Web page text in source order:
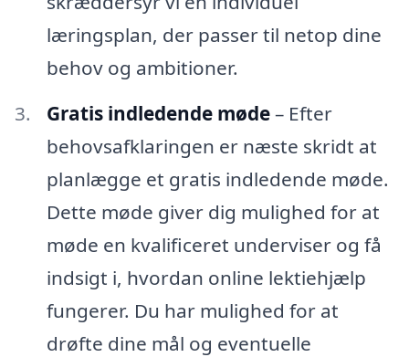
læringsplan, der passer til netop dine
behov og ambitioner.
Gratis indledende møde– Efter
behovsafklaringen er næste skridt at
planlægge et gratis indledende møde.
Dette møde giver dig mulighed for at
møde en kvalificeret underviser og få
indsigt i, hvordan online lektiehjælp
fungerer. Du har mulighed for at
drøfte dine mål og eventuelle